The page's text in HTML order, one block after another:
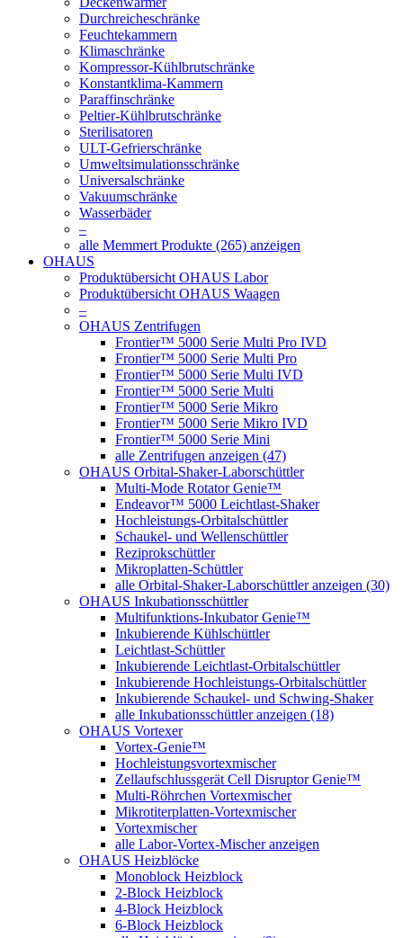
Durchreicheschränke
Feuchtekammern
Klimaschränke
Kompressor-Kühlbrutschränke
Konstantklima-Kammern
Paraffinschränke
Peltier-Kühlbrutschränke
Sterilisatoren
ULT-Gefrierschränke
Umweltsimulationsschränke
Universalschränke
Vakuumschränke
Wasserbäder
–
alle Memmert Produkte (265) anzeigen
OHAUS
Produktübersicht OHAUS Labor
Produktübersicht OHAUS Waagen
–
OHAUS Zentrifugen
Frontier™ 5000 Serie Multi Pro IVD
Frontier™ 5000 Serie Multi Pro
Frontier™ 5000 Serie Multi IVD
Frontier™ 5000 Serie Multi
Frontier™ 5000 Serie Mikro
Frontier™ 5000 Serie Mikro IVD
Frontier™ 5000 Serie Mini
alle Zentrifugen anzeigen (47)
OHAUS Orbital-Shaker-Laborschüttler
Multi-Mode Rotator Genie™
Endeavor™ 5000 Leichtlast-Shaker
Hochleistungs-Orbitalschüttler
Schaukel- und Wellenschüttler
Reziprokschüttler
Mikroplatten-Schüttler
alle Orbital-Shaker-Laborschüttler anzeigen (30)
OHAUS Inkubationsschüttler
Multifunktions-Inkubator Genie™
Inkubierende Kühlschüttler
Leichtlast-Schüttler
Inkubierende Leichtlast-Orbitalschüttler
Inkubierende Hochleistungs-Orbitalschüttler
Inkubierende Schaukel- und Schwing-Shaker
alle Inkubationsschüttler anzeigen (18)
OHAUS Vortexer
Vortex-Genie™
Hochleistungsvortexmischer
Zellaufschlussgerät Cell Disruptor Genie™
Multi-Röhrchen Vortexmischer
Mikrotiterplatten-Vortexmischer
Vortexmischer
alle Labor-Vortex-Mischer anzeigen
OHAUS Heizblöcke
Monoblock Heizblock
2-Block Heizblock
4-Block Heizblock
6-Block Heizblock